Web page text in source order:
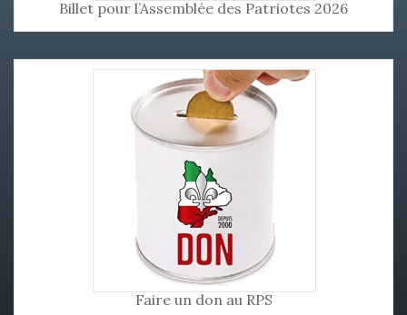
Billet pour l’Assemblée des Patriotes 2026
Faire un don au RPS